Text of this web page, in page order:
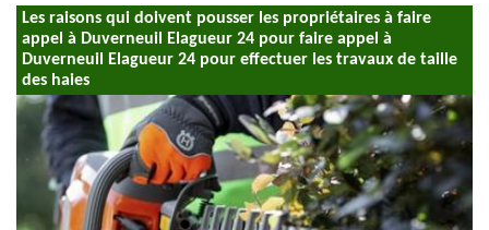
Les raisons qui doivent pousser les propriétaires à faire
appel à Duverneuil Elagueur 24 pour faire appel à
Duverneuil Elagueur 24 pour effectuer les travaux de taille
des haies